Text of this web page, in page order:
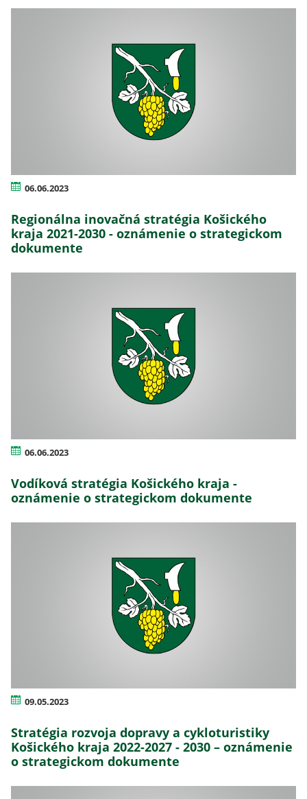
06.06.2023
Regionálna inovačná stratégia Košického
kraja 2021-2030 - oznámenie o strategickom
dokumente
06.06.2023
Vodíková stratégia Košického kraja -
oznámenie o strategickom dokumente
09.05.2023
Stratégia rozvoja dopravy a cykloturistiky
Košického kraja 2022-2027 - 2030 – oznámenie
o strategickom dokumente